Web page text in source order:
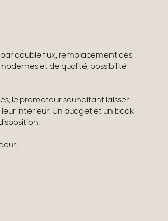
double flux, remplacement des
et de qualité, possibilité
le promoteur souhaitant laisser
intérieur. Un budget et un book